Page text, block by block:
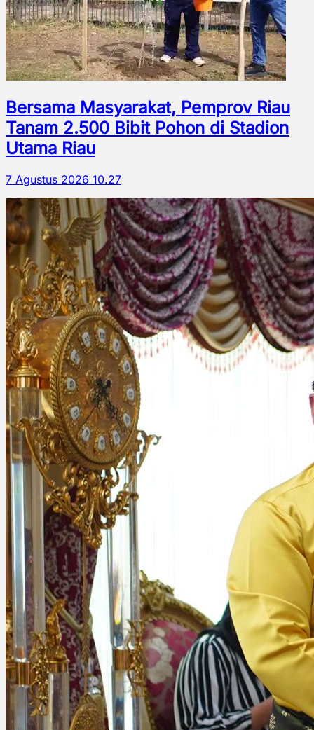
Bersama Masyarakat, Pemprov Riau
Tanam 2.500 Bibit Pohon di Stadion
Utama Riau
7 Agustus 2026 10.27